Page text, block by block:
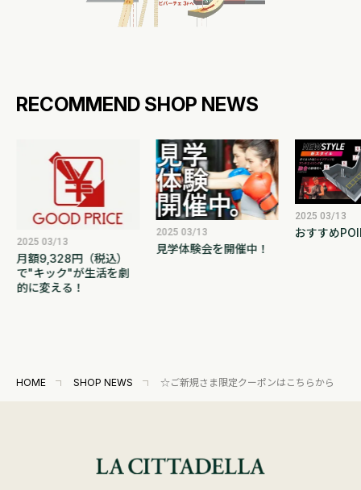
RECOMMEND SHOP NEWS
2025 03/13
月額9,328円（税込）
で"キック"が生活を劇
的に変える！
2025 03/13
見学体験会を開催中！
2025 03/13
おすすめ
HOME SHOP NEWS ☆ご新規さま限定クーポンはこちらから